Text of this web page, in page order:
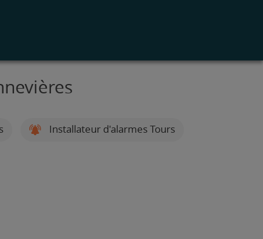
Installateur d'alarmes Tours